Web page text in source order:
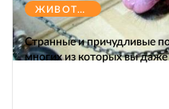
ЖИВОТНЫЕ
Странные и причудливые
многих из которых вы